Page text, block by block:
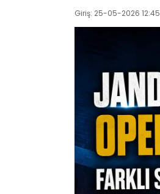
Giriş: 25-05-2026 12:45